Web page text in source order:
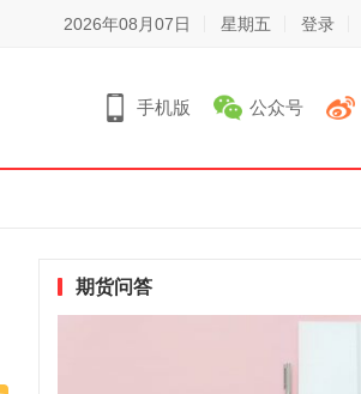
2026年08月07日 星期五 登录
手机版 公众号
期货问答